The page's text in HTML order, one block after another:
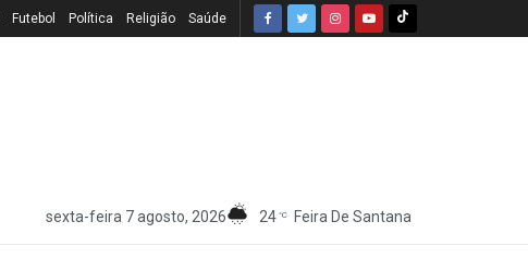
Futebol Política Religião Saúde
sexta-feira 7 agosto, 2026 24 °C Feira De Santana